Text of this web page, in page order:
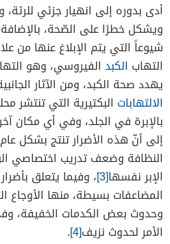
أدى بدوره إلى انهيار جزئي
ويشكل خطرًا على الصّحة،
شيوعاً التي يتم الإبلاغ عنها من
التهاب الكبد الفيروسي، وهو
يهدد صحة الكبد، ومن الآثار
الالتهابات البكتيرية التي تنتشر
بالإبرة في الجلد، وفي أي مكان
إلى أنّ هذه الأضرار تنتج بشكل
النظافة وضعف تدريب اختصاصي
الإبر نفسها[3] ، وفيما يتعلق
المضاعفات بسيطة، منها الأوجاع
وحدوث بعض الكدمات الخفيفة،
الأمر لحدوث نزيف[4]
.